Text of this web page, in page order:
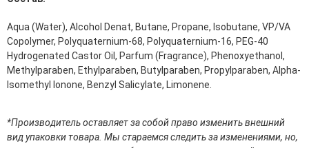
Средства для депиляции
Туалетная вода для тела
Уход для ног
Уход для рук
Мужчинам
Наборы косметики для мужчин
Средства для бритья
Aqua (Water), Alcohol Denat, Butane, Propane, Isobutane, VP/VA
Copolymer, Polyquaternium-68, Polyquaternium-16, PEG-40
Hydrogenated Castor Oil, Parfum (Fragrance), Phenoxyethanol,
Methylparaben, Ethylparaben, Butylparaben, Propylparaben, Alpha-
Isomethyl Ionone, Benzyl Salicylate, Limonene.
*Производитель оставляет за собой право изменить внешний
вид упаковки товара. Мы стараемся следить за изменениями, но,